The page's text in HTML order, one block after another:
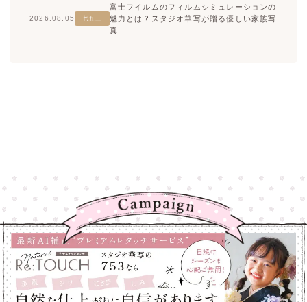
2026.08.05 七五三
富士フイルムのフィルムシミュレーションの
魅力とは？スタジオ華写が贈る優しい家族写
真
高崎店
大宮店
高崎店
大宮店